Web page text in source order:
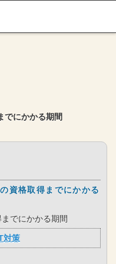
でにかかる期間
資格取得までにかかる
でにかかる期間
対策